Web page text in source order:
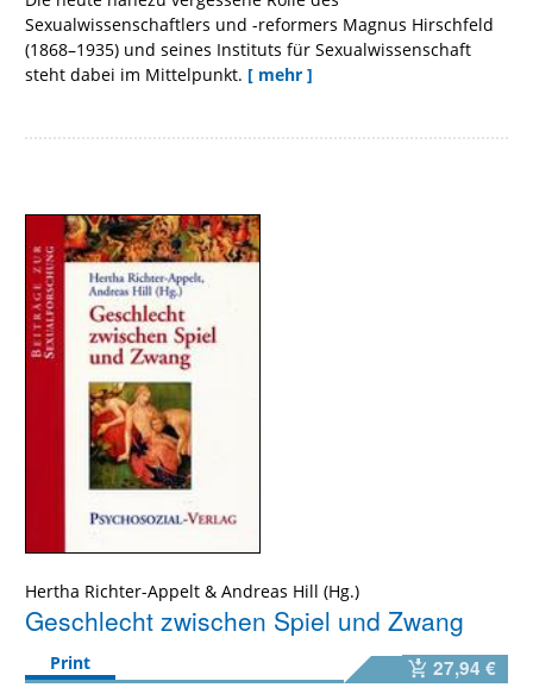
Sexualwissenschaftlers und -reformers Magnus Hirschfeld
(1868–1935) und seines Instituts für Sexualwissenschaft
steht dabei im Mittelpunkt. [ mehr ]
Hertha Richter-Appelt & Andreas Hill
Geschlecht zwischen Spiel und Zwang
Print 27,94 €